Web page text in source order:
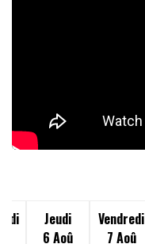
Jeudi
6 Aoû
Vendredi
7 Aoû